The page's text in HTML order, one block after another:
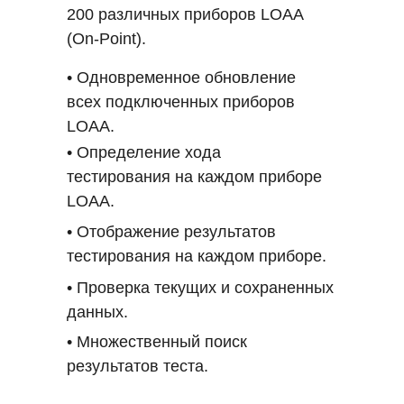
Состав:
для выявления COVID и
гриппа.
• Смесь для ПЦР 2X OneStep RT
qPCR.
Сертификат:
KMFDS;
• Положительный контроль ДНК
COVID.
• Ультрачистая вода для ПЦР.
• Смесь для ПЦР 2X OneStep
RT qPCR.
Сертификаты:
KMFDS;
FDA EUA;
COFEPRIS (Mexico);
ДНК COVID-nCoV.
• Ультрачистая вода для ПЦР.
200 различных приборов LOAA
(On-Point).
• Одновременное обновление
всех подключенных приборов
LOAA.
• Определение хода
тестирования на каждом приборе
LOAA.
• Отображение результатов
тестирования на каждом приборе.
• Проверка текущих и сохраненных
данных.
• Множественный поиск
результатов теста.